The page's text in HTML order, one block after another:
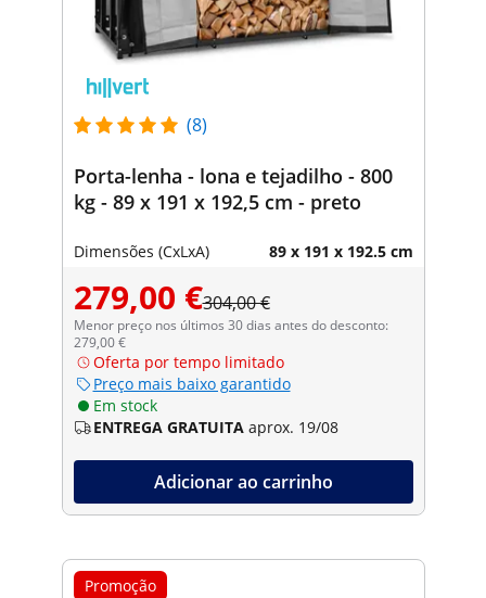
(8)
Porta-lenha - lona e tejadilho - 800
kg - 89 x 191 x 192,5 cm - preto
Dimensões (CxLxA) 89 x 191 x 192.5 cm
279,00 €304,00 €
Menor preço nos últimos 30 dias antes do desconto:
279,00 €
Oferta por tempo limitado
Preço mais baixo garantido
Em stock
ENTREGA GRATUITA aprox. 19/08
Adicionar ao carrinho
Promoção